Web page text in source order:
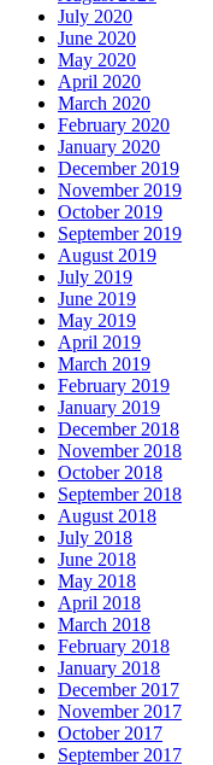
July 2020
June 2020
May 2020
April 2020
March 2020
February 2020
January 2020
December 2019
November 2019
October 2019
September 2019
August 2019
July 2019
June 2019
May 2019
April 2019
March 2019
February 2019
January 2019
December 2018
November 2018
October 2018
September 2018
August 2018
July 2018
June 2018
May 2018
April 2018
March 2018
February 2018
January 2018
December 2017
November 2017
October 2017
September 2017